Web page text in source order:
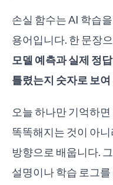
손실 함수는 AI 학습
용어입니다. 한 문장
모델 예측과 실제 정
틀렸는지 숫자로 보
오늘 하나만 기억하
똑똑해지는 것이 아
방향으로 배웁니다.
설명이나 학습 로그